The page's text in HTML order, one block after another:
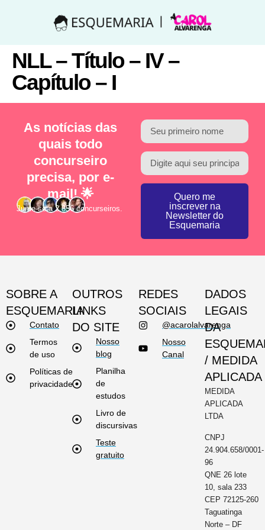
NLL – Título – IV –
Capítulo – I
As notícias das
quais todo
concurseiro
precisa, por e-
mail! 🌟
Junte-se a 2.856 concurseiros.
Quero me
inscrever na
Newsletter do
Esquemaria
SOBRE A
ESQUEMARIA
Contato
Termos
de uso
Políticas de
privacidade
OUTROS
LINKS
DO SITE
Nosso
blog
Planilha
de
estudos
Livro de
discursivas
Teste
gratuito
REDES
SOCIAIS
@acarolalvarenga
Nosso
Canal
DADOS
LEGAIS
DA
/ MEDIDA
APLICADA
MEDIDA
APLICADA
LTDA
CNPJ
24.904.658/0001-
96
QNE 26 lote
10, sala 233
CEP 72125-260
Taguatinga
Norte – DF